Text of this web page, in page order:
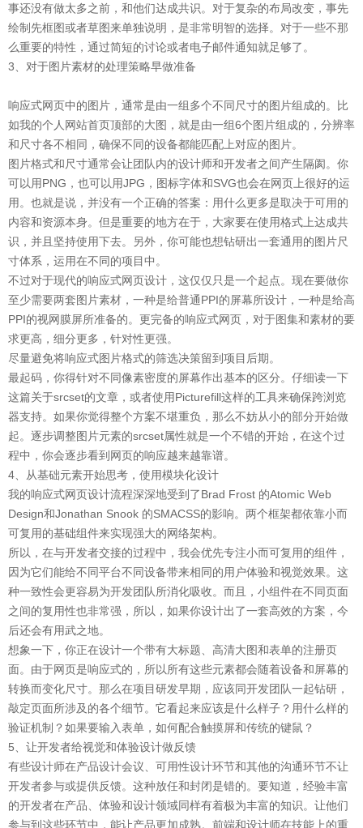
事还没有做太多之前，和他们达成共识。对于复杂的布局改变，事先
绘制先框图或者草图来单独说明，是非常明智的选择。对于一些不那
么重要的特性，通过简短的讨论或者电子邮件通知就足够了。
3、对于图片素材的处理策略早做准备
响应式网页中的图片，通常是由一组多个不同尺寸的图片组成的。比
如我的个人网站首页顶部的大图，就是由一组6个图片组成的，分辨率
和尺寸各不相同，确保不同的设备都能匹配上对应的图片。
图片格式和尺寸通常会让团队内的设计师和开发者之间产生隔阂。你
可以用PNG，也可以用JPG，图标字体和SVG也会在网页上很好的运
用。也就是说，并没有一个正确的答案：用什么更多是取决于可用的
内容和资源本身。但是重要的地方在于，大家要在使用格式上达成共
识，并且坚持使用下去。另外，你可能也想钻研出一套通用的图片尺
寸体系，运用在不同的项目中。
不过对于现代的响应式网页设计，这仅仅只是一个起点。现在要做你
至少需要两套图片素材，一种是给普通PPI的屏幕所设计，一种是给高
PPI的视网膜屏所准备的。更完备的响应式网页，对于图集和素材的要
求更高，细分更多，针对性更强。
尽量避免将响应式图片格式的筛选决策留到项目后期。
最起码，你得针对不同像素密度的屏幕作出基本的区分。仔细读一下
这篇关于srcset的文章，或者使用Picturefill这样的工具来确保跨浏览
器支持。如果你觉得整个方案不堪重负，那么不妨从小的部分开始做
起。逐步调整图片元素的srcset属性就是一个不错的开始，在这个过
程中，你会逐步看到网页的响应越来越靠谱。
4、从基础元素开始思考，使用模块化设计
我的响应式网页设计流程深深地受到了Brad Frost 的Atomic Web
Design和Jonathan Snook 的SMACSS的影响。两个框架都依靠小而
可复用的基础组件来实现强大的网络架构。
所以，在与开发者交接的过程中，我会优先专注小而可复用的组件，
因为它们能给不同平台不同设备带来相同的用户体验和视觉效果。这
种一致性会更容易为开发团队所消化吸收。而且，小组件在不同页面
之间的复用性也非常强，所以，如果你设计出了一套高效的方案，今
后还会有用武之地。
想象一下，你正在设计一个带有大标题、高清大图和表单的注册页
面。由于网页是响应式的，所以所有这些元素都会随着设备和屏幕的
转换而变化尺寸。那么在项目研发早期，应该同开发团队一起钻研，
敲定页面所涉及的各个细节。它看起来应该是什么样子？用什么样的
验证机制？如果要输入表单，如何配合触摸屏和传统的键鼠？
5、让开发者给视觉和体验设计做反馈
有些设计师在产品设计会议、可用性设计环节和其他的沟通环节不让
开发者参与或提供反馈。这种放任和封闭是错的。要知道，经验丰富
的开发者在产品、体验和设计领域同样有着极为丰富的知识。让他们
参与到这些环节中，能让产品更加成熟。前端和设计师在技能上的重